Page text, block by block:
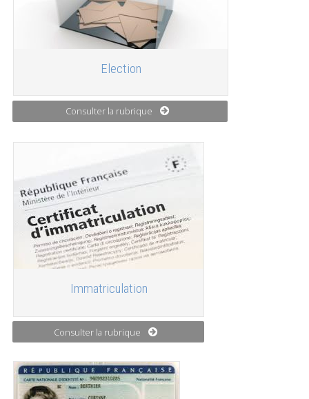
Election
Consulter la rubrique
Immatriculation
Consulter la rubrique